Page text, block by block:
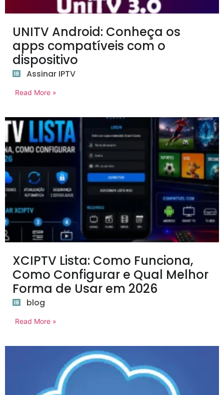
UNITV Android: Conheça os
apps compatíveis com o
dispositivo
Assinar IPTV
Read More »
XCIPTV Lista: Como Funciona,
Como Configurar e Qual Melhor
Forma de Usar em 2026
blog
Read More »